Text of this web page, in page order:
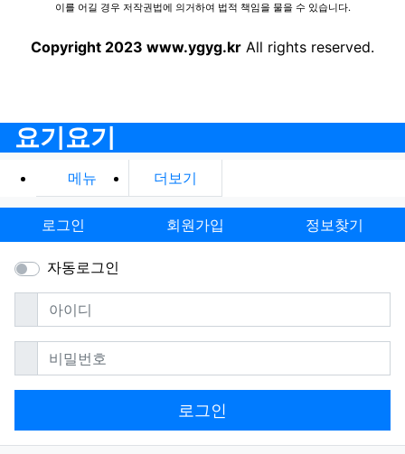
이를 어길 경우 저작권법에 의거하여 법적 책임을 물을 수 있습니다.
Copyright 2023 www.ygyg.kr All rights reserved.
요기요기
메뉴 더보기
로그인 회원가입 정보찾기
자동로그인
아이디필수
비밀번호필수
로그인